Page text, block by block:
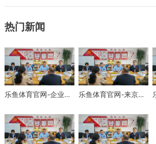
热门新闻
乐鱼体育官网-企业级固态硬盘Q3营收排名 三星第一市占率超40% 乐鱼体育官网-来京东12.12选购爆款音箱耳机 享国补至高8折特惠